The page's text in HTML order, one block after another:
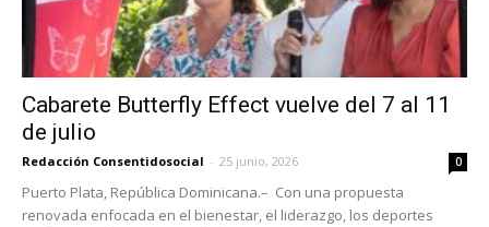
Cabarete Butterfly Effect vuelve del 7 al 11
de julio
Redacción Consentidosocial - 25 junio, 2026 0
Puerto Plata, República Dominicana.– Con una propuesta
renovada enfocada en el bienestar, el liderazgo, los deportes